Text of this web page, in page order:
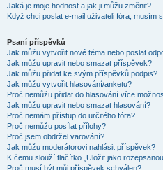
Jaká je moje hodnost a jak ji můžu změnit?
Když chci poslat e-mail uživateli fóra, musím
Psaní příspěvků
Jak můžu vytvořit nové téma nebo poslat
Jak můžu upravit nebo smazat příspěvek?
Jak můžu přidat ke svým příspěvků podpis?
Jak můžu vytvořit hlasování/anketu?
Proč nemůžu přidat do hlasování více
Jak můžu upravit nebo smazat hlasování?
Proč nemám přístup do určitého fóra?
Proč nemůžu posílat přílohy?
Proč jsem obdržel varování?
Jak můžu moderátorovi nahlásit příspěvek?
K čemu slouží tlačítko „Uložit jako
Proč musí být můj příspěvek schválen?